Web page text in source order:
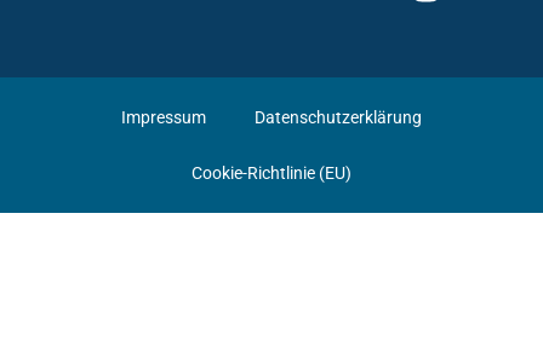
Impressum Datenschutzerklärung
Cookie-Richtlinie (EU)